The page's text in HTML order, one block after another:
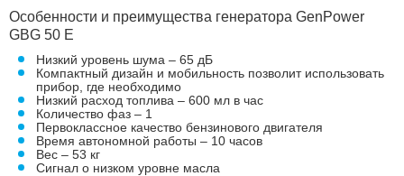
Особенности и преимущества генератора GenPower
GBG 50 E
Низкий уровень шума – 65 дБ
Компактный дизайн и мобильность позволит использовать
прибор, где необходимо
Низкий расход топлива – 600 мл в час
Количество фаз – 1
Первоклассное качество бензинового двигателя
Время автономной работы – 10 часов
Вес – 53 кг
Сигнал о низком уровне масла